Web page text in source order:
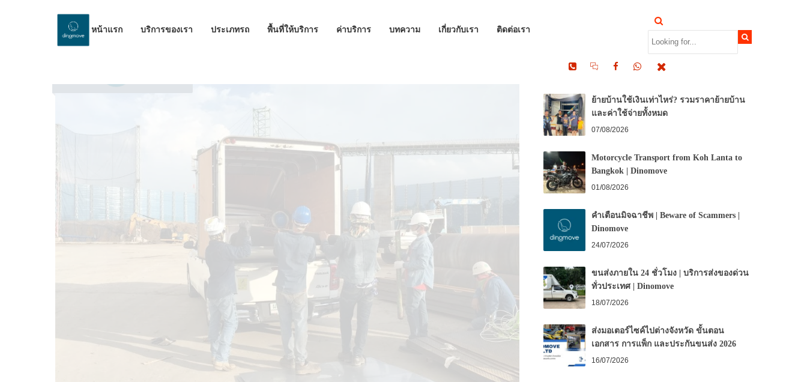
หน้าแรก บริการของเรา ประเภทรถ พื้นที่ให้บริการ ค่าบริการ บทความ เกี่ยวกับเรา ติดต่อเรา
RECENT POSTS
ย้ายบ้านใช้เงินเท่าไหร่? รวมราคาย้ายบ้าน
และค่าใช้จ่ายทั้งหมด
07/08/2026
Motorcycle Transport from Koh Lanta to
Bangkok | Dinomove
01/08/2026
คำเตือนมิจฉาชีพ | Beware of Scammers |
Dinomove
24/07/2026
ขนส่งภายใน 24 ชั่วโมง | บริการส่งของด่วน
ทั่วประเทศ | Dinomove
18/07/2026
ส่งมอเตอร์ไซค์ไปต่างจังหวัด ขั้นตอน
เอกสาร การแพ็ก และประกันขนส่ง 2026
16/07/2026